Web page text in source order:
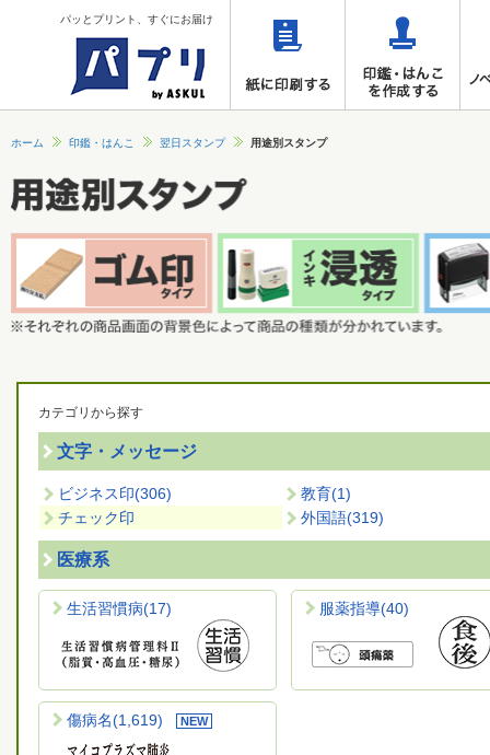
パッとプリント、すぐにお届け
ホーム 印鑑・はんこ 翌日スタンプ 用途別スタンプ
カテゴリから探す
文字・メッセージ
ビジネス印(306) 教育(1)
チェック印
外国語(319)
医療系
生活習慣病(17) 服薬指導(40)
傷病名(1,619)